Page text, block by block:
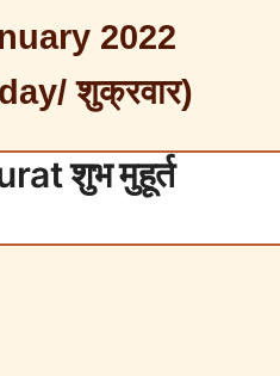
2022
शुक्रवार)
शुभ मुहूर्त